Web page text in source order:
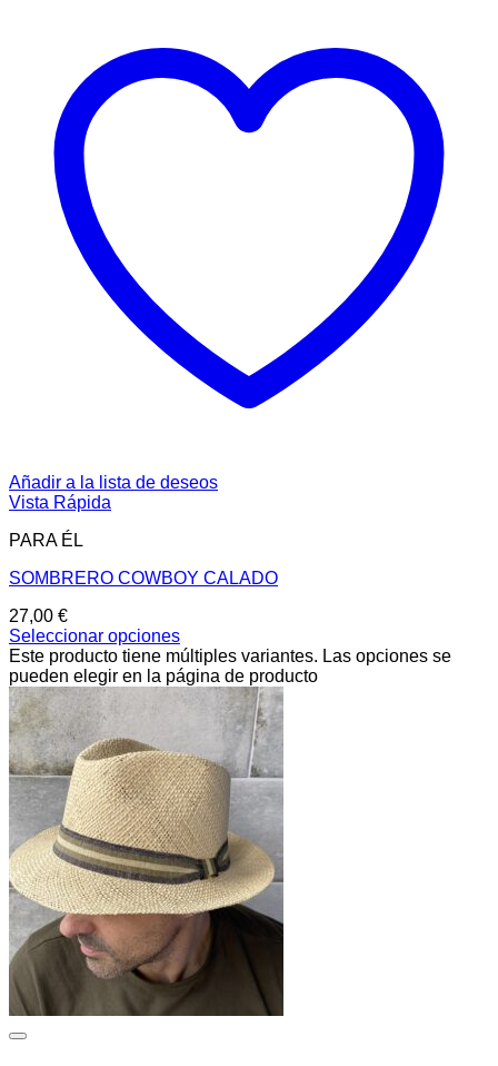
Añadir a la lista de deseos
Vista Rápida
PARA ÉL
SOMBRERO COWBOY CALADO
27,00 €
Seleccionar opciones
Este producto tiene múltiples variantes. Las opciones se
pueden elegir en la página de producto